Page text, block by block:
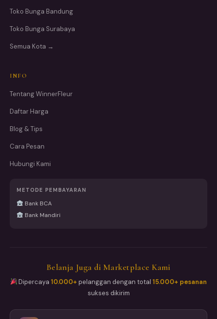
Toko Bunga Bandung
Toko Bunga Surabaya
Semua Kota →
INFO
Tentang WinnerFleur
Daftar Harga
Blog & Tips
Cara Pesan
Hubungi Kami
METODE PEMBAYARAN
Bank BCA
Bank Mandiri
Belanja Juga di Marketplace Kami
Dipercaya10.000+ pelanggan dengan total15.000+ pesanan
sukses dikirim